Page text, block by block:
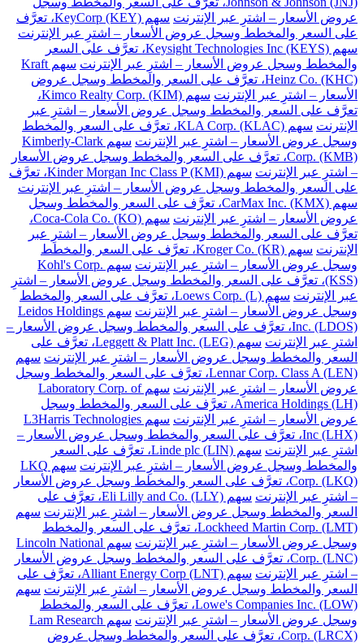
عروض الأسعار – اشترِ عبر الإنترنت
سهم KeyCorp (KEY)، تعرَّف
على السعر والمخطط وسجل عروض الأسعار – اشترِ عبر الإنترنت
سهم Keysight Technologies Inc (KEYS)، تعرَّف على السعر
والمخطط وسجل عروض الأسعار – اشترِ عبر الإنترنت
سهم Kraft
Heinz Co. (KHC)، تعرَّف على السعر والمخطط وسجل عروض
الأسعار – اشترِ عبر الإنترنت
سهم Kimco Realty Corp. (KIM)،
تعرَّف على السعر والمخطط وسجل عروض الأسعار – اشترِ عبر
الإنترنت
سهم KLA Corp. (KLAC)، تعرَّف على السعر والمخطط
وسجل عروض الأسعار – اشترِ عبر الإنترنت
سهم Kimberly-Clark
Corp. (KMB)، تعرَّف على السعر والمخطط وسجل عروض الأسعار
– اشترِ عبر الإنترنت
سهم Kinder Morgan Inc Class P (KMI)، تعرَّف
على السعر والمخطط وسجل عروض الأسعار – اشترِ عبر الإنترنت
سهم CarMax Inc. (KMX)، تعرَّف على السعر والمخطط وسجل
عروض الأسعار – اشترِ عبر الإنترنت
سهم Coca-Cola Co. (KO)،
تعرَّف على السعر والمخطط وسجل عروض الأسعار – اشترِ عبر
الإنترنت
سهم Kroger Co. (KR)، تعرَّف على السعر والمخطط
وسجل عروض الأسعار – اشترِ عبر الإنترنت
سهم Kohl's Corp.
(KSS)، تعرَّف على السعر والمخطط وسجل عروض الأسعار – اشترِ
عبر الإنترنت
سهم Loews Corp. (L)، تعرَّف على السعر والمخطط
وسجل عروض الأسعار – اشترِ عبر الإنترنت
سهم Leidos Holdings
Inc. (LDOS)، تعرَّف على السعر والمخطط وسجل عروض الأسعار –
اشترِ عبر الإنترنت
سهم Leggett & Platt Inc. (LEG)، تعرَّف على
السعر والمخطط وسجل عروض الأسعار – اشترِ عبر الإنترنت سهم
Lennar Corp. Class A (LEN)، تعرَّف على السعر والمخطط وسجل
عروض الأسعار – اشترِ عبر الإنترنت
سهم Laboratory Corp. of
America Holdings (LH)، تعرَّف على السعر والمخطط وسجل
عروض الأسعار – اشترِ عبر الإنترنت
سهم L3Harris Technologies
Inc (LHX)، تعرَّف على السعر والمخطط وسجل عروض الأسعار –
اشترِ عبر الإنترنت
سهم Linde plc (LIN)، تعرَّف على السعر
والمخطط وسجل عروض الأسعار – اشترِ عبر الإنترنت
سهم LKQ
Corp. (LKQ)، تعرَّف على السعر والمخطط وسجل عروض الأسعار
– اشترِ عبر الإنترنت
سهم Eli Lilly and Co. (LLY)، تعرَّف على
السعر والمخطط وسجل عروض الأسعار – اشترِ عبر الإنترنت سهم
Lockheed Martin Corp. (LMT)، تعرَّف على السعر والمخطط
وسجل عروض الأسعار – اشترِ عبر الإنترنت
سهم Lincoln National
Corp. (LNC)، تعرَّف على السعر والمخطط وسجل عروض الأسعار
– اشترِ عبر الإنترنت
سهم Alliant Energy Corp (LNT)، تعرَّف على
السعر والمخطط وسجل عروض الأسعار – اشترِ عبر الإنترنت سهم
Lowe's Companies Inc. (LOW)، تعرَّف على السعر والمخطط
وسجل عروض الأسعار – اشترِ عبر الإنترنت
سهم Lam Research
Corp. (LRCX)، تعرَّف على السعر والمخطط وسجل عروض